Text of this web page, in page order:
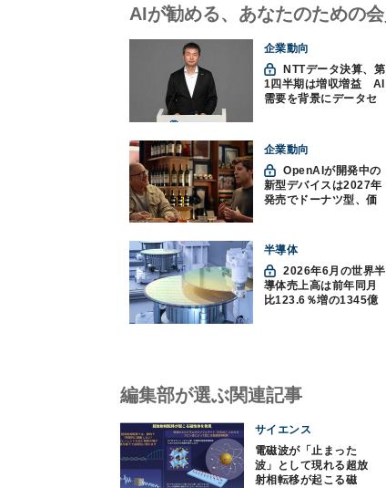
AIが勧める、あなたのための
企業動向
1四半期は増収増益 AI
需要を背景にデータセ
企業動向
OpenAIが開発中の
新型デバイスは2027年
発売でドーナツ型、価
半導体
2026年6月の世界半
導体売上高は前年同月
比123.6％増の1345億
編集部が選ぶ関連記事
サイエンス
電磁波が「止まった
波」として現れる超放
射相転移が起こる磁